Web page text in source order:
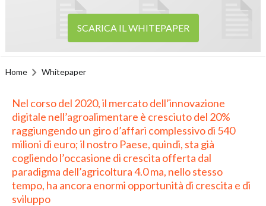
SCARICA IL WHITEPAPER
Home Whitepaper
Nel corso del 2020, il mercato dell’innovazione
digitale nell’agroalimentare è cresciuto del 20%
raggiungendo un giro d’affari complessivo di 540
milioni di euro; il nostro Paese, quindi, sta già
cogliendo l’occasione di crescita offerta dal
paradigma dell’agricoltura 4.0 ma, nello stesso
tempo, ha ancora enormi opportunità di crescita e di
sviluppo